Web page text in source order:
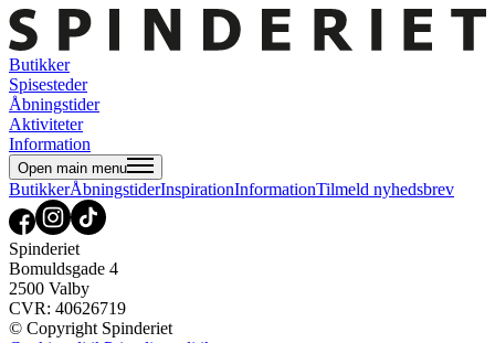
Butikker
Spisesteder
Åbningstider
Aktiviteter
Information
Open main menu
ButikkerÅbningstiderInspirationInformationTilmeld nyhedsbrev
Spinderiet
Bomuldsgade 4
2500 Valby
CVR: 40626719
© Copyright Spinderiet